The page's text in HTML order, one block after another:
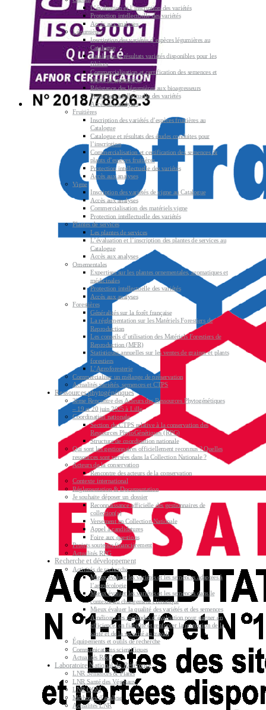
L’évaluation et l’inscription des variétés
Protection intellectuelle des variétés
Accès aux analyses
Légumières
Inscription des variétés d’espèces légumières au
Catalogue
Catalogue et résultats variétés disponibles pour les
filières
Commercialisation et certification des semences et
plants de légumières
Résistance des légumières aux bioagresseurs
Protection intellectuelle des variétés
Accès aux analyses
Fruitières
Inscription des variétés d’espèces fruitières au
Catalogue
Catalogue et résultats des études conduites pour
l’inscription
Commercialisation et certification des semences &
plants d’espèces fruitières
Protection intellectuelle des variétés
Accès aux analyses
Vigne
Inscription des variétés de vigne au Catalogue
Accès aux analyses
Commercialisation des matériels vigne
Protection intellectuelle des variétés
Plantes de services
Les plantes de services
L’évaluation et l’inscription des plantes de services au
Catalogue
Accès aux analyses
Ornementales
Expertises sur les plantes ornementales, aromatiques et
médicinales
Protection intellectuelle des variétés
Accès aux analyses
Forestières
Généralités sur la forêt française
La réglementation sur les Matériels Forestiers de
Reproduction
Les conseils d’utilisation des Matériels Forestiers de
Reproduction (MFR)
Statistiques annuelles sur les ventes de graines et plants
forestiers
L’Agroforesterie
Commercialiser un mélange de préservation
Actualités variétés, semences et CTPS
Ressources phytogénétiques
3ème Rencontre des Acteurs des Ressources Phytogénétiques
– 19 et 20 juin 2025 à Lille
Coordination nationale
Section du CTPS relative à la conservation des
Ressources PhytoGénétiques (RPG)
Structure de coordination nationale
Qui sont les gestionnaires officiellement reconnus ? Quelles
ressources sont versées dans la Collection Nationale ?
Acteurs de la conservation
Rencontre des acteurs de la conservation
Contexte international
Réglementation & Documentation
Je souhaite déposer un dossier
Reconnaissance officielle des gestionnaires de
collection(s)
Versement en Collection Nationale
Appel à candidatures
Foire aux questions
Projets soutenus financièrement
Actualités RPG
Recherche et développement
Activités de recherche
Mieux évaluer les variétés et les semences adaptées à
l’agroécologie
Mieux évaluer les variétés et les semences dans le
contexte du changement climatique
Mieux évaluer la qualité des variétés et des semences
Améliorer les méthodes d’évaluation pour gagner en
efficience, en fiabilité et renforcer la protection de la
santé et de la sécurité au travail
Équipements et outils de recherche
Communications scientifiques
Actualités R&D
Laboratoire National de Référence
LNR Semences & Plants
LNR Santé des Végétaux
LNR OGM
Méthodes d’analyse
Actualités LNR